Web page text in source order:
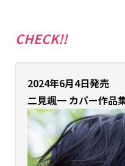
CHECK!!
2024年6月4日発売
二見颯一 カバー作品